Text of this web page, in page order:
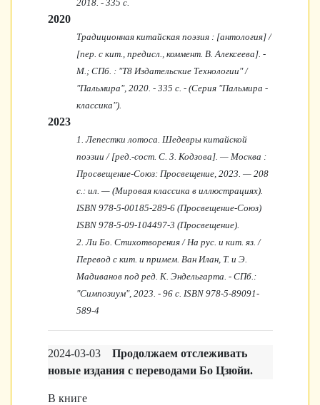
2018. - 335 с.
2020
Традиционная китайская поэзия : [антология] /
[пер. с кит., предисл., коммент. В. Алексеева]. -
М.; СПб. : "Т8 Издательские Технологии" /
"Пальмира", 2020. - 335 с. - (Серия "Пальмира -
классика").
2023
1. Лепестки лотоса. Шедевры китайской
поэзии / [ред.-сост. С. 3. Кодзова]. — Москва :
Просвещение-Союз: Просвещение, 2023. — 208
с.: ил. — (Мировая классика в иллюстрациях).
ISBN 978-5-00185-289-6 (Просвещение-Союз)
ISBN 978-5-09-104497-3 (Просвещение).
2. Ли Бо. Стихотворения / На рус. и кит. яз. /
Перевод с кит. и примем. Ван Илан, Т. и Э.
Мадиванов под ред. К. Эндельгарта. - СПб.:
"Симпозиум", 2023. - 96 с. ISBN 978-5-89091-
589-4
2024-03-03
Продолжаем отслеживать
новые издания с переводами Бо Цзюйи.
В книге